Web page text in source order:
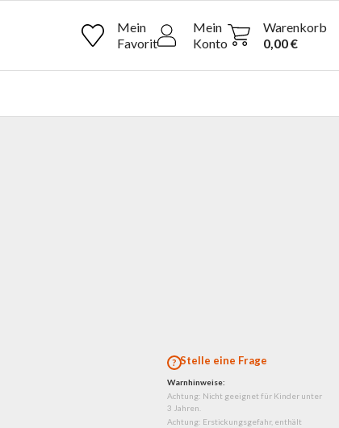
Mein
Mein
Warenkorb
0,00 €
Stelle eine Frage
Warnhinweise:
Achtung: Nicht geeignet für Kinder unter
3 Jahren.
Achtung: Erstickungsgefahr, enthält